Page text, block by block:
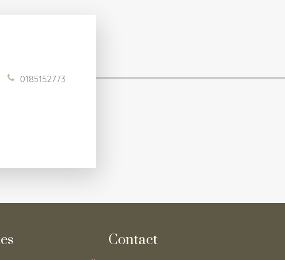
0185152773
Contact